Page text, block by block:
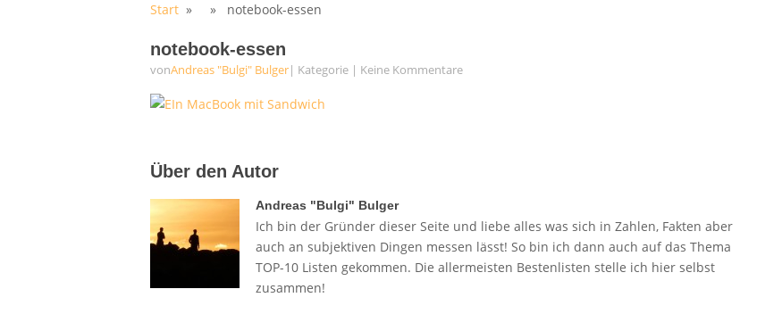
Start » » notebook-essen
notebook-essen
vonAndreas "Bulgi" Bulger| Kategorie | Keine Kommentare
Über den Autor
Andreas "Bulgi" Bulger
Ich bin der Gründer dieser Seite und liebe alles was sich in Zahlen, Fakten aber
auch an subjektiven Dingen messen lässt! So bin ich dann auch auf das Thema
TOP-10 Listen gekommen. Die allermeisten Bestenlisten stelle ich hier selbst
zusammen!